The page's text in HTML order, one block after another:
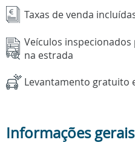
Taxas de venda
Veículos
na estrada
Levantamento gratuito
Informações gerais